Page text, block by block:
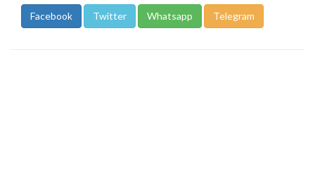
Facebook Twitter Whatsapp Telegram